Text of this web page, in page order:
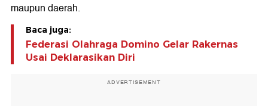
maupun daerah.
Baca juga:
Federasi Olahraga Domino Gelar Rakernas
Usai Deklarasikan Diri
ADVERTISEMENT